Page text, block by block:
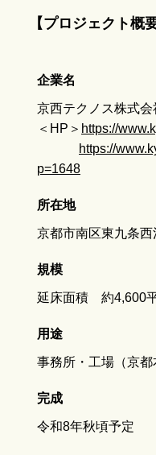
【プロジェクト概要
企業名
京西テクノス株式会
＜HP＞ https://
https://
p=1648
所在地
京都市南区東九条西
規模
延床面積 約4,600
用途
事務所・工場（京都
完成
令和8年秋頃予定